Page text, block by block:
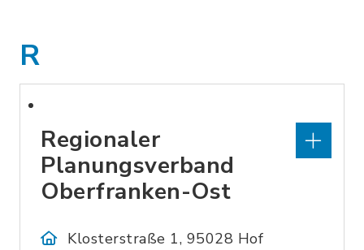
R
Regionaler
Planungsverband
Oberfranken-Ost
Klosterstraße 1, 95028 Hof